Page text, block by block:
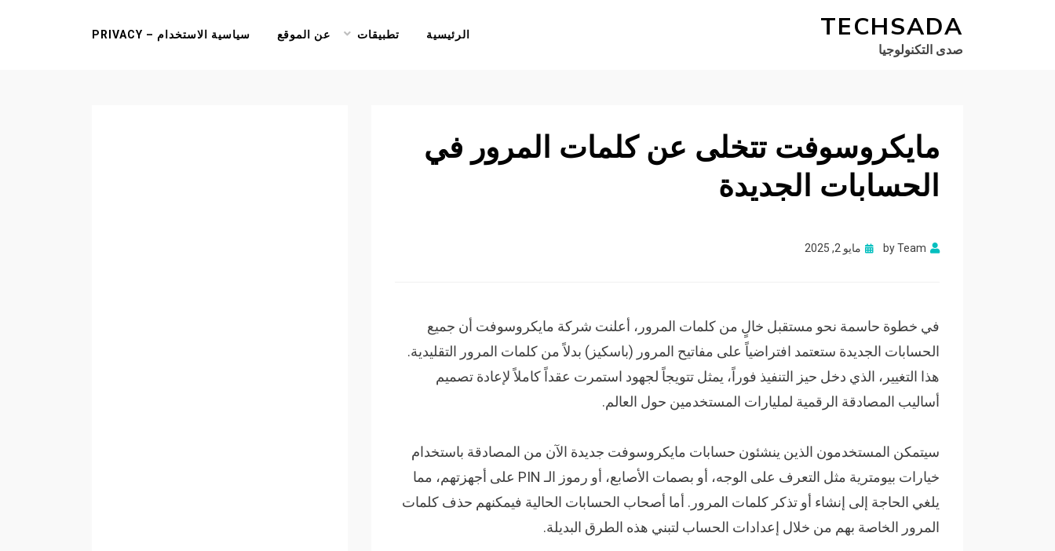
TECHSADA
صدى التكنولوجيا
الرئيسية تطبيقات عن الموقع سياسية الاستخدام – PRIVACY
مايكروسوفت تتخلى عن كلمات المرور في
الحسابات الجديدة
byTeam
Posted
مايو 2, 2025
في خطوة حاسمة نحو مستقبل خالٍ من كلمات المرور، أعلنت شركة مايكروسوفت أن جميع
الحسابات الجديدة ستعتمد افتراضياً على مفاتيح المرور (باسكيز) بدلاً من كلمات المرور التقليدية.
هذا التغيير، الذي دخل حيز التنفيذ فوراً، يمثل تتويجاً لجهود استمرت عقداً كاملاً لإعادة تصميم
أساليب المصادقة الرقمية لمليارات المستخدمين حول العالم.
سيتمكن المستخدمون الذين ينشئون حسابات مايكروسوفت جديدة الآن من المصادقة باستخدام
خيارات بيومترية مثل التعرف على الوجه، أو بصمات الأصابع، أو رموز الـ PIN على أجهزتهم، مما
يلغي الحاجة إلى إنشاء أو تذكر كلمات المرور. أما أصحاب الحسابات الحالية فيمكنهم حذف كلمات
المرور الخاصة بهم من خلال إعدادات الحساب لتبني هذه الطرق البديلة.